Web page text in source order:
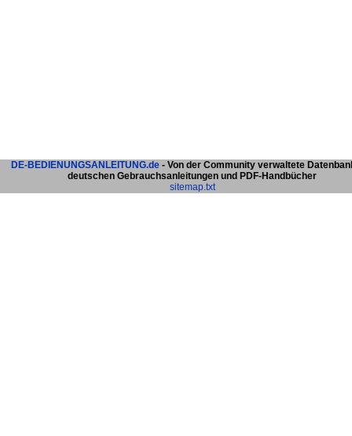
DE-BEDIENUNGSANLEITUNG.de - Von der Community verwaltete
deutschen Gebrauchsanleitungen und PDF-Handbücher
sitemap.txt